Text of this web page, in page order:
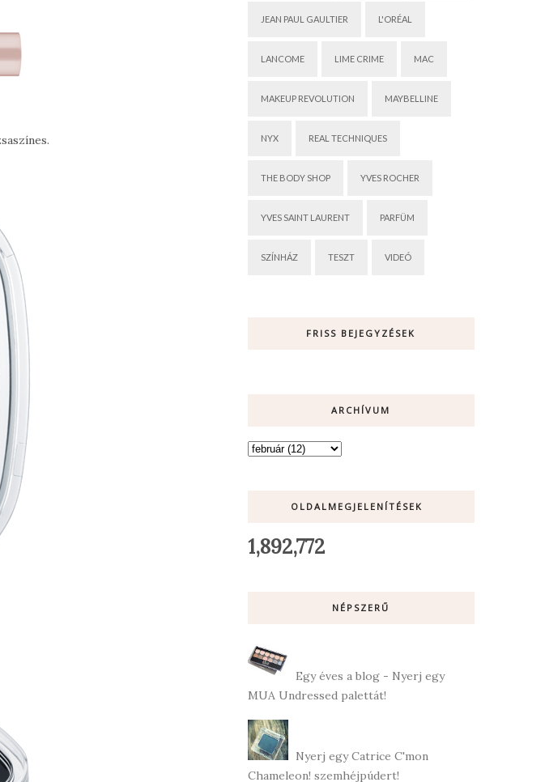
JEAN PAUL GAULTIER L'ORÉAL
LANCOME LIME CRIME MAC
MAKEUP REVOLUTION MAYBELLINE
NYX REAL TECHNIQUES
THE BODY SHOP YVES ROCHER
YVES SAINT LAURENT PARFÜM
SZÍNHÁZ TESZT VIDEÓ
FRISS BEJEGYZÉSEK
ARCHÍVUM
OLDALMEGJELENÍTÉSEK
1,892,772
NÉPSZERŰ
Egy éves a blog - Nyerj egy
MUA Undressed palettát!
Nyerj egy Catrice C'mon
Chameleon! szemhéjpúdert!